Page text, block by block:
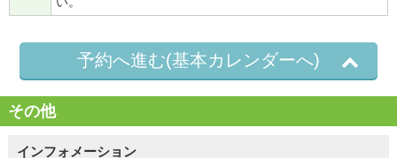
予約へ進む(基本カレンダーへ)
その他
インフォメーション